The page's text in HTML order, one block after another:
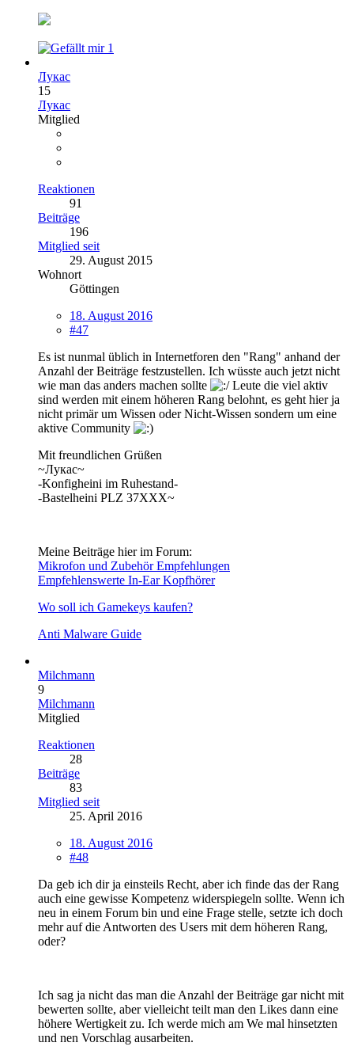
1
Лукас
15
Лукас
Mitglied
Reaktionen
91
Beiträge
196
Mitglied seit
29. August 2015
Wohnort
Göttingen
18. August 2016
#47
Es ist nunmal üblich in Internetforen den "Rang" anhand der
Anzahl der Beiträge festzustellen. Ich wüsste auch jetzt nicht
wie man das anders machen sollte
Leute die viel aktiv
sind werden mit einem höheren Rang belohnt, es geht hier ja
nicht primär um Wissen oder Nicht-Wissen sondern um eine
aktive Community
Mit freundlichen Grüßen
~Лукас~
-Konfigheini im Ruhestand-
-Bastelheini PLZ 37XXX~
Meine Beiträge hier im Forum:
Mikrofon und Zubehör Empfehlungen
Empfehlenswerte In-Ear Kopfhörer
Wo soll ich Gamekeys kaufen?
Anti Malware Guide
Milchmann
9
Milchmann
Mitglied
Reaktionen
28
Beiträge
83
Mitglied seit
25. April 2016
18. August 2016
#48
Da geb ich dir ja einsteils Recht, aber ich finde das der Rang
auch eine gewisse Kompetenz widerspiegeln sollte. Wenn ich
neu in einem Forum bin und eine Frage stelle, setzte ich doch
mehr auf die Antworten des Users mit dem höheren Rang,
oder?
Ich sag ja nicht das man die Anzahl der Beiträge gar nicht mit
bewerten sollte, aber vielleicht teilt man den Likes dann eine
höhere Wertigkeit zu. Ich werde mich am We mal hinsetzten
und nen Vorschlag ausarbeiten.